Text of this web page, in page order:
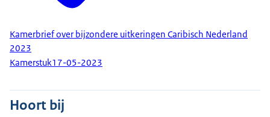
Kamerbrief over bijzondere uitkeringen Caribisch Nederland
2023
Kamerstuk17-05-2023
Hoort bij